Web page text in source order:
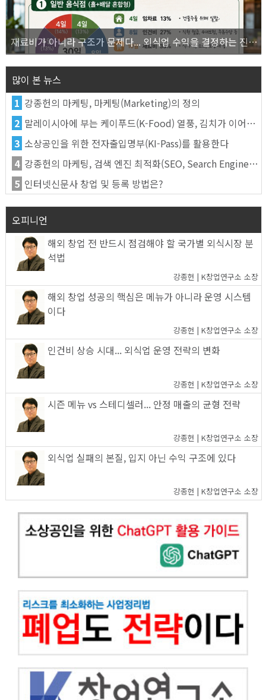
재료비가 아니라 구조가 문제다... 외식업 수익을 결정하는 진짜 숫자의 비밀
많이 본 뉴스
1 강종헌의 마케팅, 마케팅(Marketing)의 정의
2 말레이시아에 부는 케이푸드(K-Food) 열풍, 김치가 이어간다
3 소상공인을 위한 전자출입명부(KI-Pass)를 활용한다
4 강종헌의 마케팅, 검색 엔진 최적화(SEO, Search Engine Optimization)란
5 인터넷신문사 창업 및 등록 방법은?
오피니언
해외 창업 전 반드시 점검해야 할 국가별 외식시장 분
석법
강종헌 | K창업연구소 소장
해외 창업 성공의 핵심은 메뉴가 아니라 운영 시스템
이다
강종헌 | K창업연구소 소장
인건비 상승 시대... 외식업 운영 전략의 변화
강종헌 | K창업연구소 소장
시즌 메뉴 vs 스테디셀러... 안정 매출의 균형 전략
강종헌 | K창업연구소 소장
외식업 실패의 본질, 입지 아닌 수익 구조에 있다
강종헌 | K창업연구소 소장